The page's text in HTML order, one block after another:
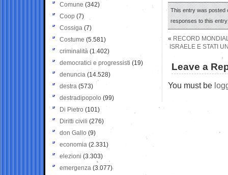
This entry was posted
responses to this
« RECORD
ISRAELE E STATI
Leave a
You must be
Comune (342)
Coop (7)
Cossiga (7)
Costume (5.581)
criminalità (1.402)
democratici e progressisti (19)
denuncia (14.528)
destra (573)
destradipopolo (99)
Di Pietro (101)
Diritti civili (276)
don Gallo (9)
economia (2.331)
elezioni (3.303)
emergenza (3.077)